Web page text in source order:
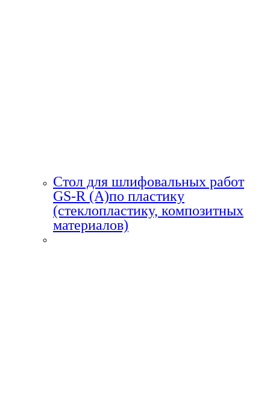
Стол для шлифовальных работ
GS-R (A)по пластику
(стеклопластику, композитных
материалов)